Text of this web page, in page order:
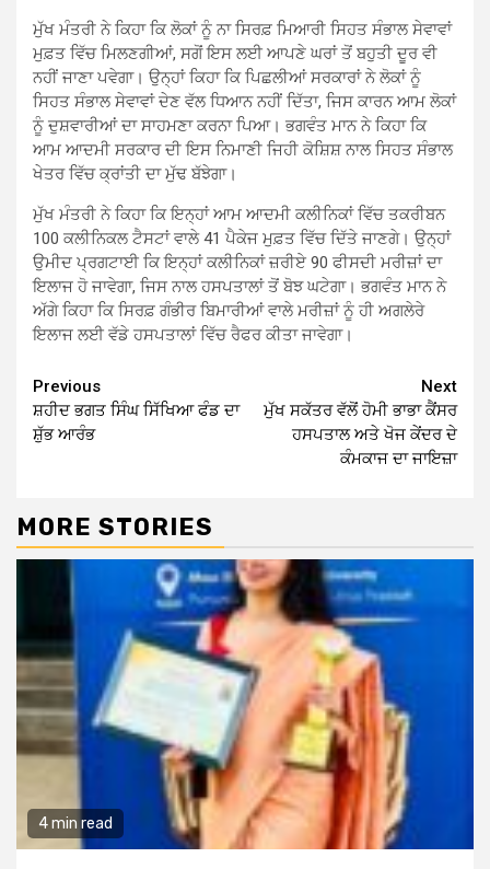
ਮੁੱਖ ਮੰਤਰੀ ਨੇ ਕਿਹਾ ਕਿ ਲੋਕਾਂ ਨੂੰ ਨਾ ਸਿਰਫ਼ ਮਿਆਰੀ ਸਿਹਤ ਸੰਭਾਲ ਸੇਵਾਵਾਂ
ਮੁਫ਼ਤ ਵਿੱਚ ਮਿਲਣਗੀਆਂ, ਸਗੋਂ ਇਸ ਲਈ ਆਪਣੇ ਘਰਾਂ ਤੋਂ ਬਹੁਤੀ ਦੂਰ ਵੀ
ਨਹੀਂ ਜਾਣਾ ਪਵੇਗਾ। ਉਨ੍ਹਾਂ ਕਿਹਾ ਕਿ ਪਿਛਲੀਆਂ ਸਰਕਾਰਾਂ ਨੇ ਲੋਕਾਂ ਨੂੰ
ਸਿਹਤ ਸੰਭਾਲ ਸੇਵਾਵਾਂ ਦੇਣ ਵੱਲ ਧਿਆਨ ਨਹੀਂ ਦਿੱਤਾ, ਜਿਸ ਕਾਰਨ ਆਮ ਲੋਕਾਂ
ਨੂੰ ਦੁਸ਼ਵਾਰੀਆਂ ਦਾ ਸਾਹਮਣਾ ਕਰਨਾ ਪਿਆ। ਭਗਵੰਤ ਮਾਨ ਨੇ ਕਿਹਾ ਕਿ
ਆਮ ਆਦਮੀ ਸਰਕਾਰ ਦੀ ਇਸ ਨਿਮਾਣੀ ਜਿਹੀ ਕੋਸ਼ਿਸ਼ ਨਾਲ ਸਿਹਤ ਸੰਭਾਲ
ਖੇਤਰ ਵਿੱਚ ਕ੍ਰਾਂਤੀ ਦਾ ਮੁੱਢ ਬੱਝੇਗਾ।
ਮੁੱਖ ਮੰਤਰੀ ਨੇ ਕਿਹਾ ਕਿ ਇਨ੍ਹਾਂ ਆਮ ਆਦਮੀ ਕਲੀਨਿਕਾਂ ਵਿੱਚ ਤਕਰੀਬਨ
100 ਕਲੀਨਿਕਲ ਟੈਸਟਾਂ ਵਾਲੇ 41 ਪੈਕੇਜ ਮੁਫ਼ਤ ਵਿੱਚ ਦਿੱਤੇ ਜਾਣਗੇ। ਉਨ੍ਹਾਂ
ਉਮੀਦ ਪ੍ਰਗਟਾਈ ਕਿ ਇਨ੍ਹਾਂ ਕਲੀਨਿਕਾਂ ਜ਼ਰੀਏ 90 ਫੀਸਦੀ ਮਰੀਜ਼ਾਂ ਦਾ
ਇਲਾਜ ਹੋ ਜਾਵੇਗਾ, ਜਿਸ ਨਾਲ ਹਸਪਤਾਲਾਂ ਤੋਂ ਬੋਝ ਘਟੇਗਾ। ਭਗਵੰਤ ਮਾਨ ਨੇ
ਅੱਗੇ ਕਿਹਾ ਕਿ ਸਿਰਫ਼ ਗੰਭੀਰ ਬਿਮਾਰੀਆਂ ਵਾਲੇ ਮਰੀਜ਼ਾਂ ਨੂੰ ਹੀ ਅਗਲੇਰੇ
ਇਲਾਜ ਲਈ ਵੱਡੇ ਹਸਪਤਾਲਾਂ ਵਿੱਚ ਰੈਫਰ ਕੀਤਾ ਜਾਵੇਗਾ।
Continue
Reading
Previous
ਸ਼ਹੀਦ ਭਗਤ ਸਿੰਘ ਸਿੱਖਿਆ ਫੰਡ ਦਾ
ਸ਼ੁੱਭ ਆਰੰਭ
Next
ਮੁੱਖ ਸਕੱਤਰ ਵੱਲੋਂ ਹੋਮੀ ਭਾਭਾ ਕੈਂਸਰ
ਹਸਪਤਾਲ ਅਤੇ ਖੋਜ ਕੇਂਦਰ ਦੇ
ਕੰਮਕਾਜ ਦਾ ਜਾਇਜ਼ਾ
MORE STORIES
4 min read